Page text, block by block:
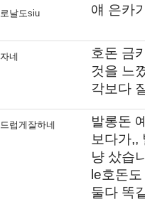
로날도siu 얘 은카
자네
호돈 금
것을 느
각보다
드럽게잘하네
발롱돈
보다가,,
냥 샀습
le호돈
둘다 똑